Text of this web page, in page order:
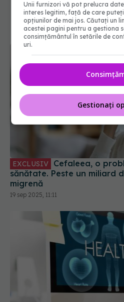
sănătate. Peste un miliard
migrenă
19 sep 2025, 11:11
Unii furnizori vă pot prelucra
interes legitim, față de care
opțiunilor de mai jos. Căutați un
acestei pagini pentru a gestiona
consimțământul în setările de
uri.
Gestionați